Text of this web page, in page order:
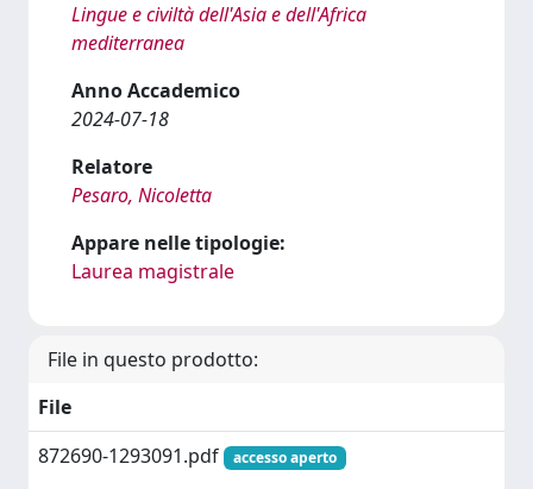
Lingue e civiltà dell'Asia e dell'Africa
mediterranea
Anno Accademico
2024-07-18
Relatore
Pesaro, Nicoletta
Appare nelle tipologie:
Laurea magistrale
File in questo prodotto:
File
872690-1293091.pdf
accesso aperto